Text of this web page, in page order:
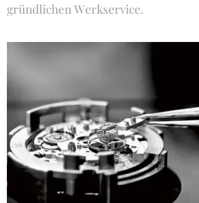
gründlichen Werkservice.